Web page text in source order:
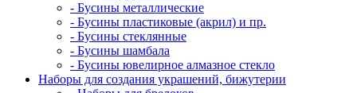
- Бусины металлические
- Бусины пластиковые (акрил) и пр.
- Бусины стеклянные
- Бусины шамбала
- Бусины ювелирное алмазное стекло
Наборы для создания украшений, бижутерии